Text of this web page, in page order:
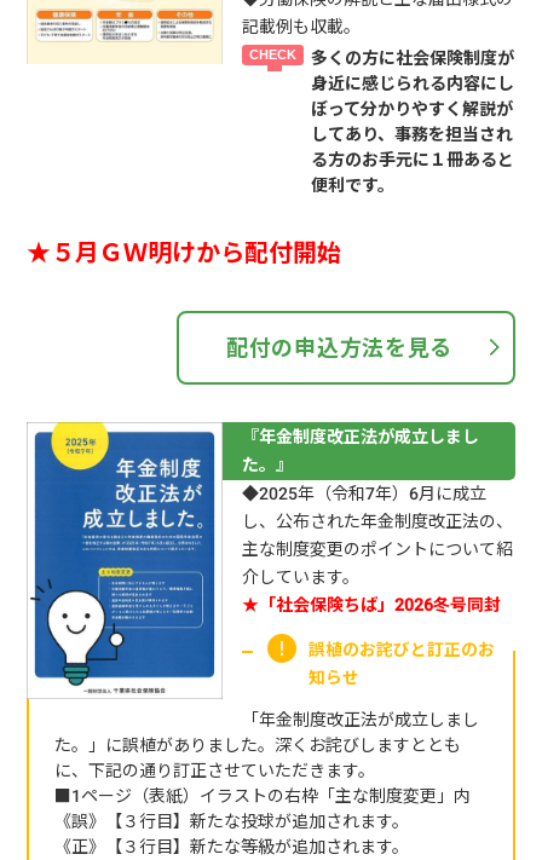
記載例も収載。
多くの方に社会保険制度が
身近に感じられる内容にし
ぼって分かりやすく解説が
してあり、事務を担当され
る方のお手元に１冊あると
便利です。
★５月ＧＷ明けから配付開始
配付の申込方法を見る
『年金制度改正法が成立しまし
た。』
◆2025年（令和7年）6月に成立
し、公布された年金制度改正法の、
主な制度変更のポイントについて紹
介しています。
★「社会保険ちば」2026冬号同封
誤植のお詫びと訂正のお
知らせ
「年金制度改正法が成立しまし
た。」に誤植がありました。深くお詫びしますととも
に、下記の通り訂正させていただきます。
■1ページ（表紙）イラストの右枠「主な制度変更」内
《誤》【３行目】新たな投球が追加されます。
《正》【３行目】新たな等級が追加されます。